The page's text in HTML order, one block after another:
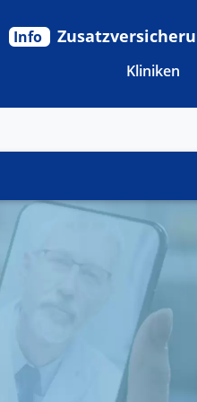
Kliniken
Info